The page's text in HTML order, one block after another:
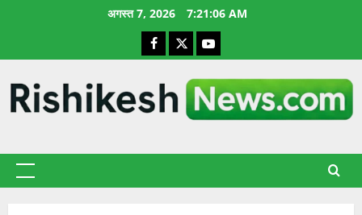
अगस्त 7, 2026 7:21:07 AM
Facebook
X YouTube
प्राथमिक